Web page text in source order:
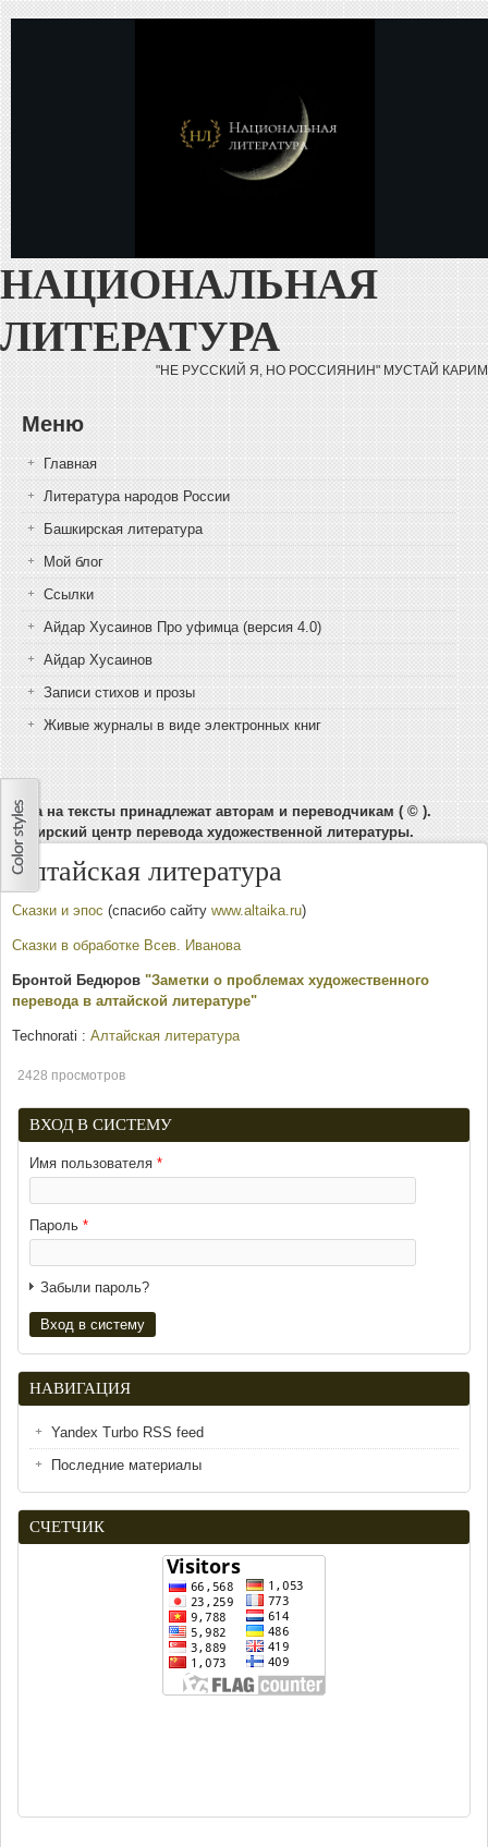
НАЦИОНАЛЬНАЯ
ЛИТЕРАТУРА
"НЕ РУССКИЙ Я, НО РОССИЯНИН" МУСТАЙ КАРИМ
Меню
Главная
Литература народов России
Башкирская литература
Мой блог
Ссылки
Айдар Хусаинов Про уфимца (версия 4.0)
Айдар Хусаинов
Записи стихов и прозы
Живые журналы в виде электронных книг
Права на тексты принадлежат авторам и переводчикам ( © ).
Башкирский центр перевода художественной литературы.
Алтайская литература
Сказки и эпос (спасибо сайту www.altaika.ru)
Сказки в обработке Всев. Иванова
Бронтой Бедюров "Заметки о проблемах художественного
перевода в алтайской литературе"
Technorati : Алтайская литература
2428 просмотров
ВХОД В СИСТЕМУ
Имя пользователя *
Пароль *
Забыли пароль?
НАВИГАЦИЯ
Yandex Turbo RSS feed
Последние материалы
СЧЕТЧИК